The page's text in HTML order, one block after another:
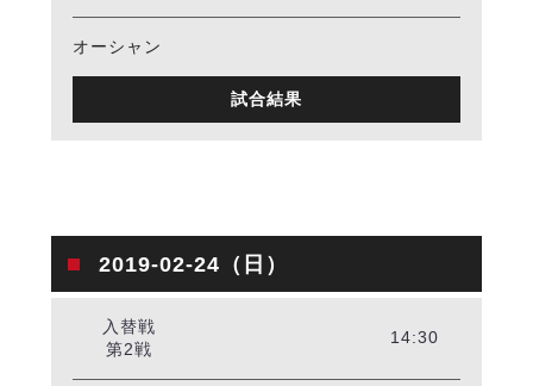
オーシャン
試合結果
2019-02-24（日）
入替戦
第2戦
14:30